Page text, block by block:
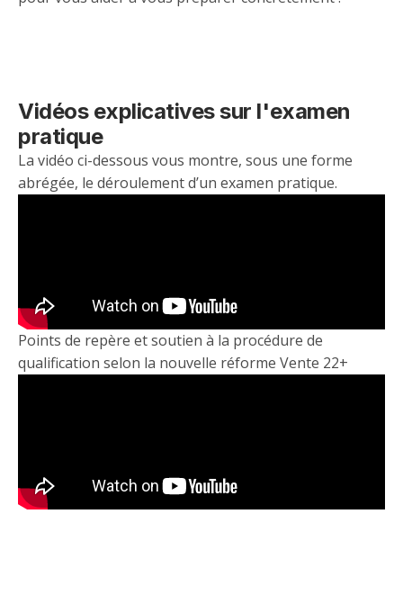
Vidéos explicatives sur l'examen
pratique
La vidéo ci-dessous vous montre, sous une forme
abrégée, le déroulement d’un examen pratique.
Points de repère et soutien à la procédure de
qualification selon la nouvelle réforme Vente 22+